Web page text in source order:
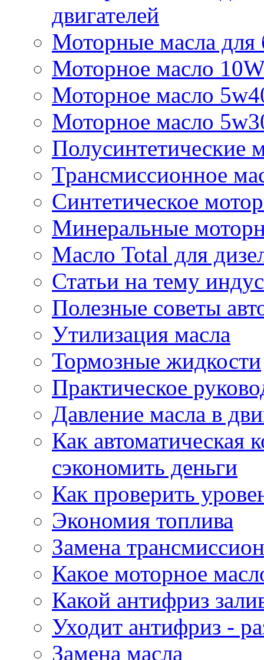
двигателей
Моторные масла для
Моторное масло
Моторное масло
Моторное масло
Полусинтетические
Трансмиссионное
Синтетическое
Минеральные
Масло Total для
Статьи на тему
Полезные советы
Утилизация масла
Тормозные жидкости
Практическое
Давление масла в
Как автоматическая
сэкономить деньги
Как проверить
Экономия топлива
Замена
Какое моторное
Какой антифриз
Уходит антифриз -
Замена масла